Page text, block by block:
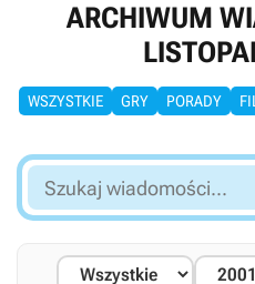
ARCHIWUM
WSZYSTKIE GRY PORADY
Szukaj
wiadomości...